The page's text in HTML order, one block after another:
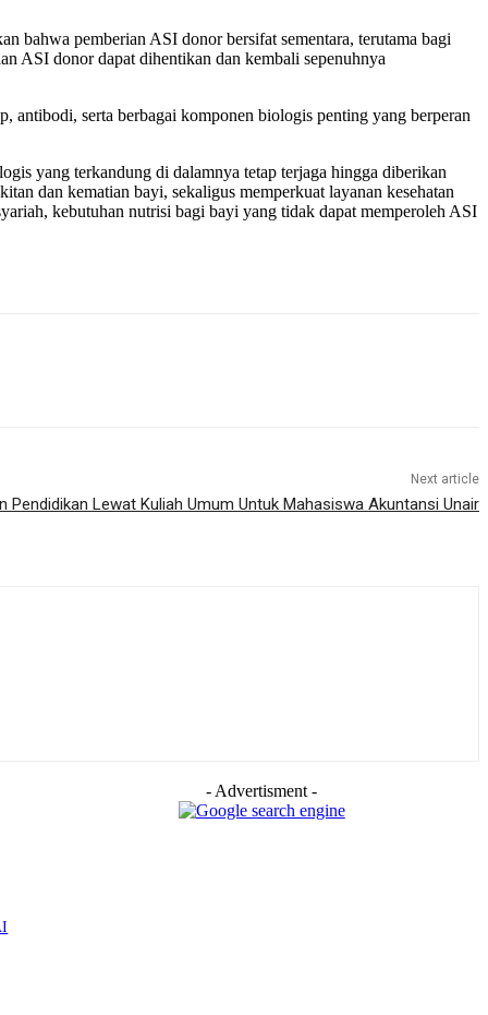
bahwa pemberian ASI donor bersifat sementara, terutama bagi
ASI donor dapat dihentikan dan kembali sepenuhnya
antibodi, serta berbagai komponen biologis penting yang berperan
yang terkandung di dalamnya tetap terjaga hingga diberikan
dan kematian bayi, sekaligus memperkuat layanan kesehatan
kebutuhan nutrisi bagi bayi yang tidak dapat memperoleh ASI
Next article
Pendidikan Lewat Kuliah Umum Untuk Mahasiswa Akuntansi Unair
- Advertisment -